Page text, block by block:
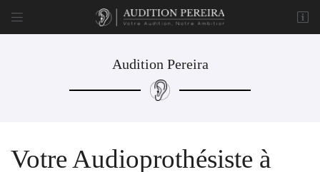


Audition Pereira
Votre Audioprothésiste à